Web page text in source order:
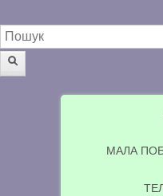
Пошукова форма
МАЛА